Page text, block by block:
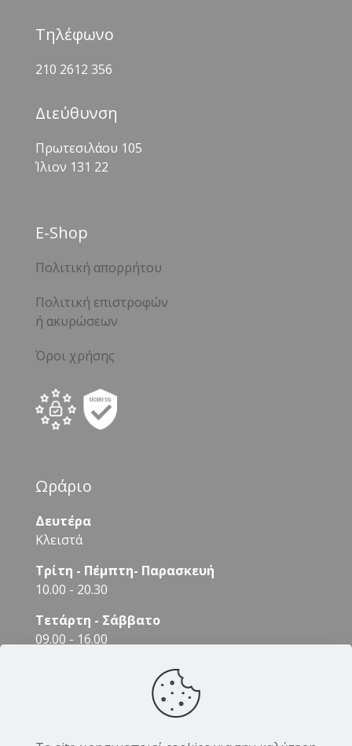
Τηλέφωνο
210 2612 356
Διεύθυνση
Πρωτεσιλάου 105
Ίλιον 131 22
Ε-Shop
Πολιτική απορρήτου
Πολιτική επιστροφών
ή ακυρώσεων
Όροι χρήσης
Ωράριο
Δευτέρα
Κλειστά
Τρίτη - Πέμπτη- Παρασκευή
10.00 - 20.30
Τετάρτη - Σάββατο
09.00 - 16.00